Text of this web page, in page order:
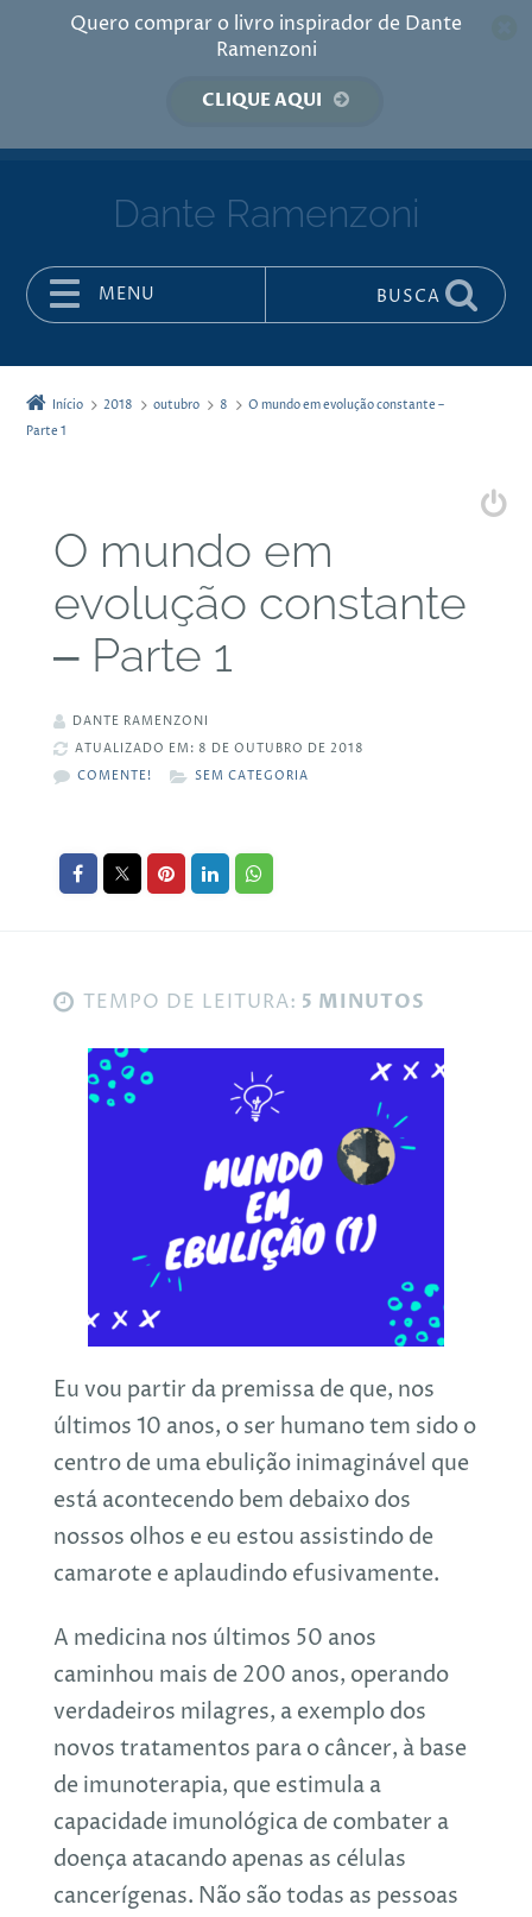
Quero comprar o livro inspirador de Dante
Ramenzoni
CLIQUE AQUI
Dante Ramenzoni
MENU BUSCA
Início 2018 outubro 8
O mundo em evolução constante –
Parte 1
O mundo em
evolução constante
– Parte 1
DANTE RAMENZONI
ATUALIZADO EM: 8 DE OUTUBRO DE 2018
COMENTE!
SEM CATEGORIA
TEMPO DE LEITURA: 5 MINUTOS
Eu vou partir da premissa de que, nos
últimos 10 anos, o ser humano tem sido o
centro de uma ebulição inimaginável que
está acontecendo bem debaixo dos
nossos olhos e eu estou assistindo de
camarote e aplaudindo efusivamente.
A medicina nos últimos 50 anos
caminhou mais de 200 anos, operando
verdadeiros milagres, a exemplo dos
novos tratamentos para o câncer, à base
de imunoterapia, que estimula a
capacidade imunológica de combater a
doença atacando apenas as células
cancerígenas. Não são todas as pessoas